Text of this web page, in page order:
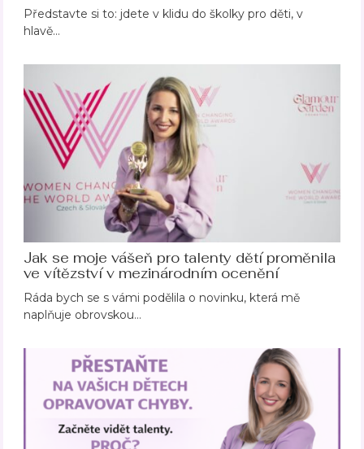
Představte si to: jdete v klidu do školky pro děti, v
hlavě…
Jak se moje vášeň pro talenty dětí proměnila
ve vítězství v mezinárodním ocenění
Ráda bych se s vámi podělila o novinku, která mě
naplňuje obrovskou…